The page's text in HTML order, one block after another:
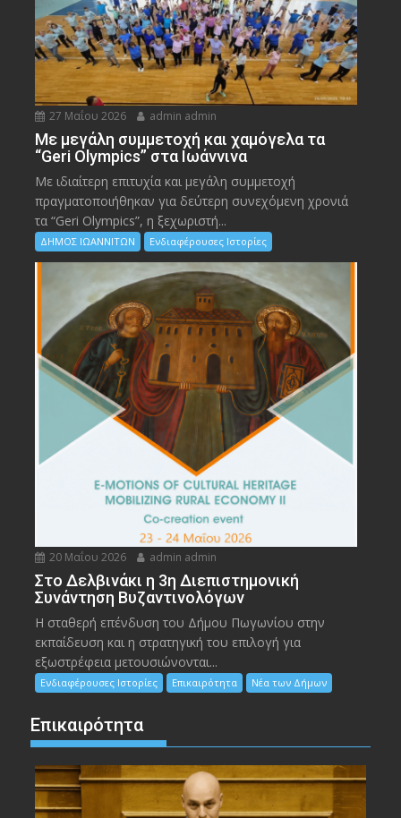
27 Μαΐου 2026 admin admin
Με μεγάλη συμμετοχή και χαμόγελα τα
“Geri Olympics” στα Ιωάννινα
Με ιδιαίτερη επιτυχία και μεγάλη συμμετοχή
πραγματοποιήθηκαν για δεύτερη συνεχόμενη χρονιά
τα “Geri Olympics”, η ξεχωριστή...
ΔΗΜΟΣ ΙΩΑΝΝΙΤΩΝ Ενδιαφέρουσες Ιστορίες
20 Μαΐου 2026 admin admin
Στο Δελβινάκι η 3η Διεπιστημονική
Συνάντηση Βυζαντινολόγων
Η σταθερή επένδυση του Δήμου Πωγωνίου στην
εκπαίδευση και η στρατηγική του επιλογή για
εξωστρέφεια μετουσιώνονται...
Ενδιαφέρουσες Ιστορίες Επικαιρότητα Νέα των Δήμων
Επικαιρότητα